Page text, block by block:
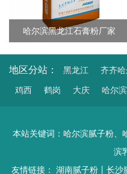
哈尔滨黑龙江石膏粉厂家
地区分站： 黑龙江 齐齐
鸡西 鹤岗 大庆 哈尔滨
本站关键词： 哈尔滨腻子粉、
滨
友情链接： 湖南腻子粉 长沙